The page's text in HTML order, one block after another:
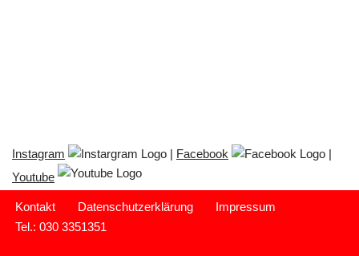
Instagram | Facebook
|
Youtube
Kontakt Datenschutzerklärung
Impressum
Tel.: 030 3351351